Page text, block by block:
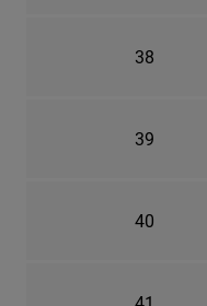
38
39
40